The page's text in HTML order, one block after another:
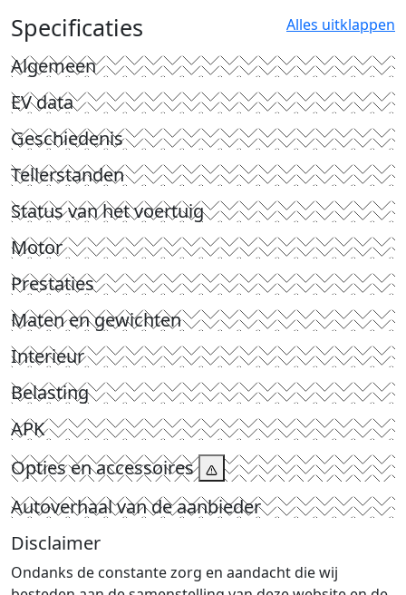
Specificaties Alles uitklappen
Algemeen
EV data
Geschiedenis
Tellerstanden
Status van het voertuig
Motor
Prestaties
Maten en gewichten
Interieur
Belasting
APK
Opties en accessoires
Autoverhaal van de aanbieder
Disclaimer
Ondanks de constante zorg en aandacht die wij